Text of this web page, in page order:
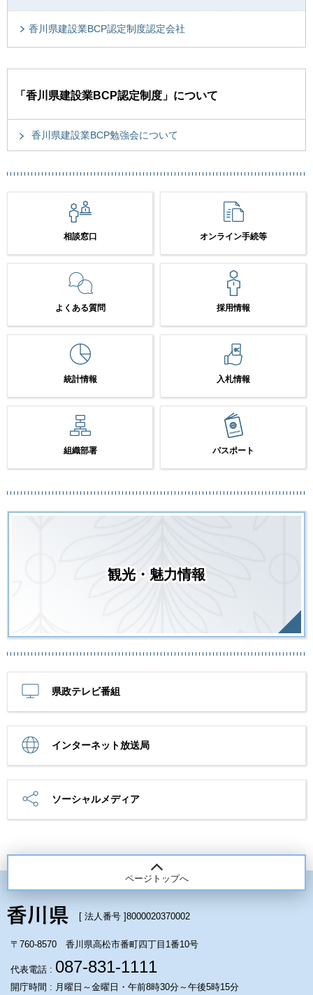
香川県建設業BCP認定制度認定会社
「香川県建設業BCP認定制度」について
香川県建設業BCP勉強会について
相談窓口 オンライン手続等
よくある質問 採用情報
統計情報 入札情報
組織部署 パスポート
観光・魅力情報
県政テレビ番組
インターネット放送局
ソーシャルメディア
ページトップへ
[ 法人番号 ]8000020370002
〒760-8570 香川県高松市番町四丁目1番10号
代表電話 : 087-831-1111
開庁時間 : 月曜日～金曜日・午前8時30分～午後5時15分